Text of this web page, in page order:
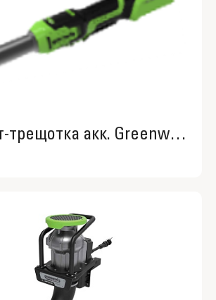
Гайковерт-трещотка акк. Greenworks GD24RWX удлиненная,